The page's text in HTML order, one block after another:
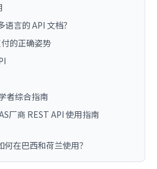
言的 API 文档？
的正确姿势
者综合指南
厂商 REST API 使用指南
在巴西和荷兰使用？